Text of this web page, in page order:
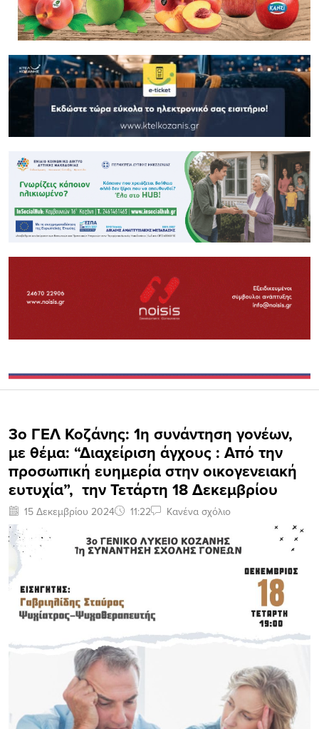
3ο ΓΕΛ Κοζάνης: 1η συνάντηση γονέων,
με θέμα: “Διαχείριση άγχους : Από την
προσωπική ευημερία στην οικογενειακή
ευτυχία”, την Τετάρτη 18 Δεκεμβρίου
15 Δεκεμβρίου 2024 11:22 Κανένα σχόλιο